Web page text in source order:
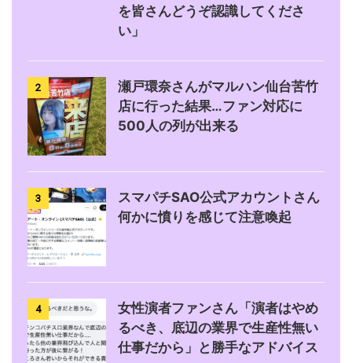
を皆さんどうぞ認識してくださ
い」
2
瀬戸環奈さんがマルハン仙台苦竹
店に行った結果…ファン対応に
500人の列が出来る
3
スマパチSAO公式アカウントさん
何かに憤りを感じて注意喚起
4
女性演者ファンさん「演者はやめ
るべき、底辺の業界で生産性無い
仕事だから」と勝手なアドバイス